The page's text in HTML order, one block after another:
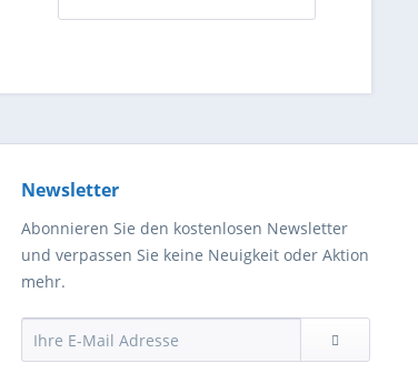
Newsletter
Abonnieren Sie den kostenlosen Newsletter
und verpassen Sie keine Neuigkeit oder Aktion
mehr.